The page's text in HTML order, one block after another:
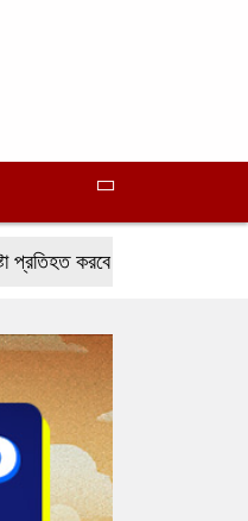
ইরান: পেজেশকিয়ান